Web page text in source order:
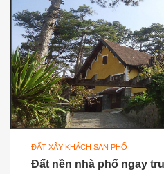
ĐẤT XÂY KHÁCH SẠN PHỐ
Đất nền nhà phố ngay